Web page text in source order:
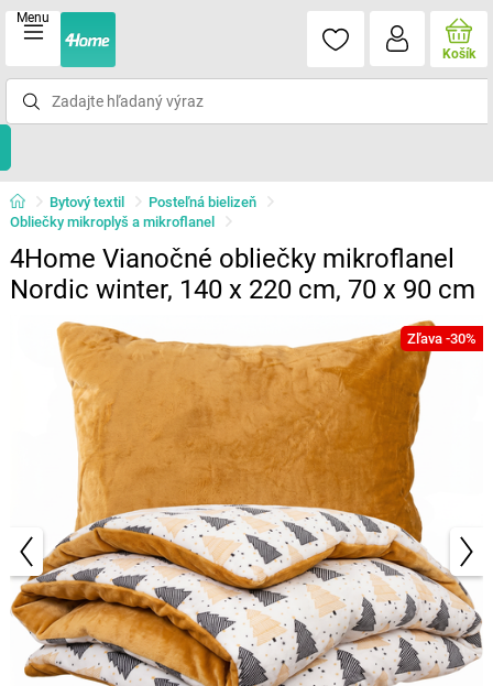
Menu
Košík
Bytový textil
Posteľná bielizeň
Obliečky mikroplyš a mikroflanel
4Home Vianočné obliečky mikroflanel
Nordic winter, 140 x 220 cm, 70 x 90 cm
Zľava -30%